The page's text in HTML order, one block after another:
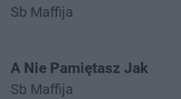
Sb Maffija
A Nie Pamiętasz Jak
Sb Maffija